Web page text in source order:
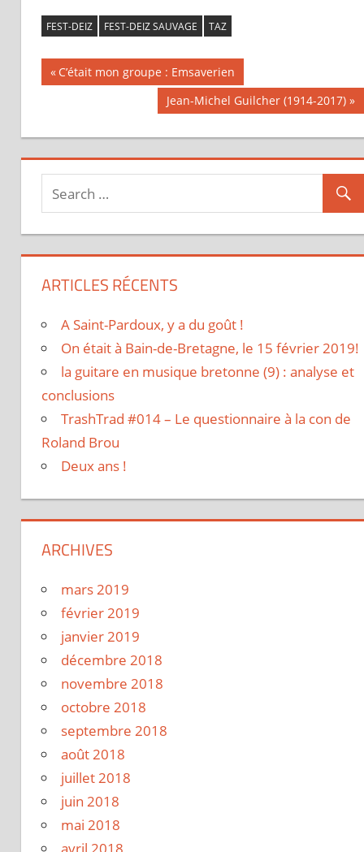
FEST-DEIZ FEST-DEIZ SAUVAGE TAZ
Navigation
l’article
Previous
C’était mon groupe : Emsaverien
Next
Jean-Michel Guilcher (1914-2017)
ARTICLES RÉCENTS
A Saint-Pardoux, y a du goût !
On était à Bain-de-Bretagne, le 15 février 2019!
la guitare en musique bretonne (9) : analyse et
conclusions
TrashTrad #014 – Le questionnaire à la con de
Roland Brou
Deux ans !
ARCHIVES
mars 2019
février 2019
janvier 2019
décembre 2018
novembre 2018
octobre 2018
septembre 2018
août 2018
juillet 2018
juin 2018
mai 2018